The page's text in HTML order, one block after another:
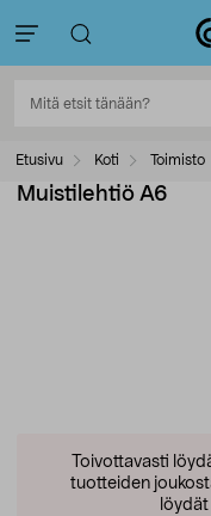
Etusivu Koti Toimisto
Muistilehtiö A6
Toivottavasti
tuotteiden